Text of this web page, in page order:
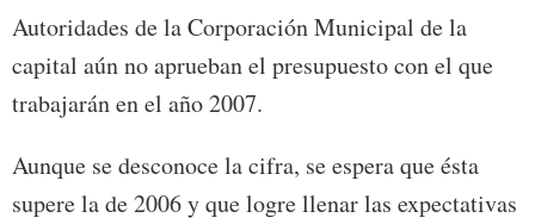
Autoridades de la Corporación Municipal de la
capital aún no aprueban el presupuesto con el que
trabajarán en el año 2007.
Aunque se desconoce la cifra, se espera que ésta
supere la de 2006 y que logre llenar las expectativas